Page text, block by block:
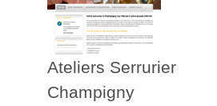
Ateliers Serrurier
Champigny